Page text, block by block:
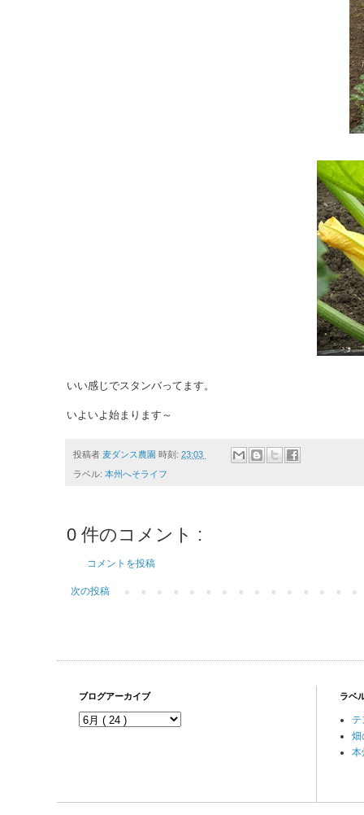
いい感じでスタンバってます。
いよいよ始まります～
投稿者 麦ダンス農園 時刻: 23:03
ラベル: 本州へそライフ
0 件のコメント :
コメントを投稿
次の投稿
ブログアーカイブ ラベ
畑
本